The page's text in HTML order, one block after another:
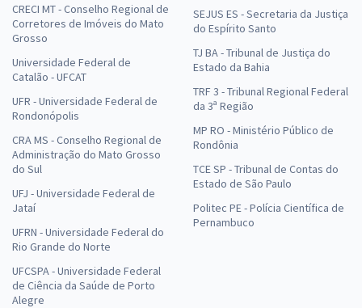
CRECI MT - Conselho Regional de
Corretores de Imóveis do Mato
Grosso
Universidade Federal de
Catalão - UFCAT
UFR - Universidade Federal de
Rondonópolis
CRA MS - Conselho Regional de
Administração do Mato Grosso
do Sul
UFJ - Universidade Federal de
Jataí
UFRN - Universidade Federal do
Rio Grande do Norte
UFCSPA - Universidade Federal
de Ciência da Saúde de Porto
Alegre
SEJUS ES - Secretaria da Justiça
do Espírito Santo
TJ BA - Tribunal de Justiça do
Estado da Bahia
TRF 3 - Tribunal Regional Federal
da 3ª Região
MP RO - Ministério Público de
Rondônia
TCE SP - Tribunal de Contas do
Estado de São Paulo
Politec PE - Polícia Científica de
Pernambuco